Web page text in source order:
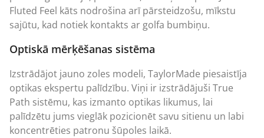
Fluted Feel kāts nodrošina arī pārsteidzošu, mīkstu
sajūtu, kad notiek kontakts ar golfa bumbiņu.
Optiskā mērķēšanas sistēma
Izstrādājot jauno zoles modeli, TaylorMade piesaistīja
optikas ekspertu palīdzību. Viņi ir izstrādājuši True
Path sistēmu, kas izmanto optikas likumus, lai
palīdzētu jums vieglāk pozicionēt savu sitienu un labi
koncentrēties patronu šūpoles laikā.